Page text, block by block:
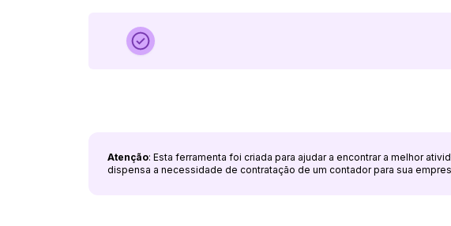
Atenção: Esta ferramenta foi criada para ajudar a encontrar a melhor
dispensa a necessidade de contratação de um contador para sua